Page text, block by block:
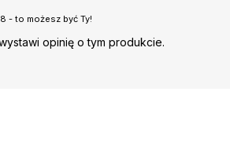
- to możesz być Ty!
opinię o tym produkcie.